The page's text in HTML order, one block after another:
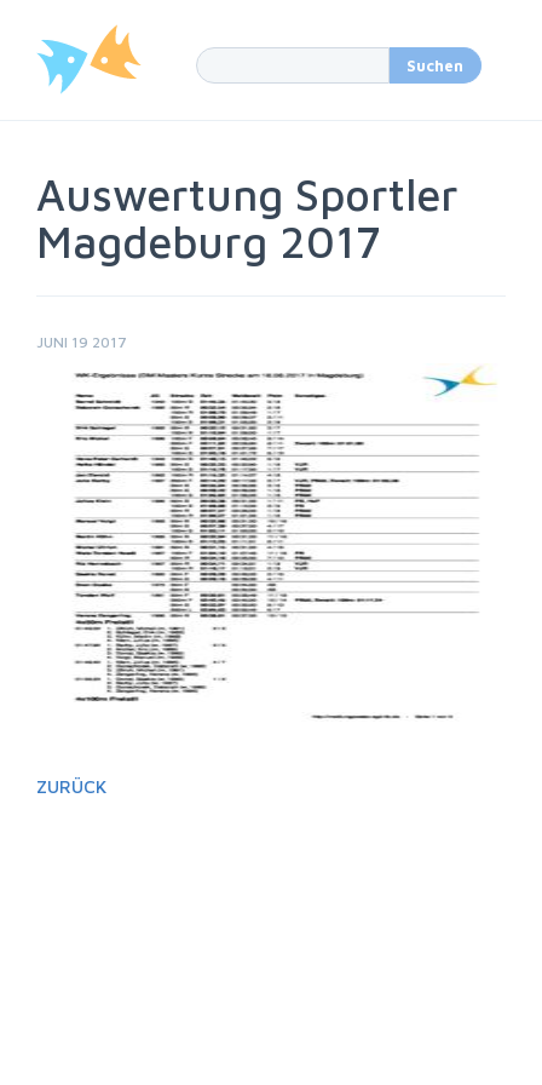
Auswertung Sportler
Magdeburg 2017
JUNI 19 2017
ZURÜCK